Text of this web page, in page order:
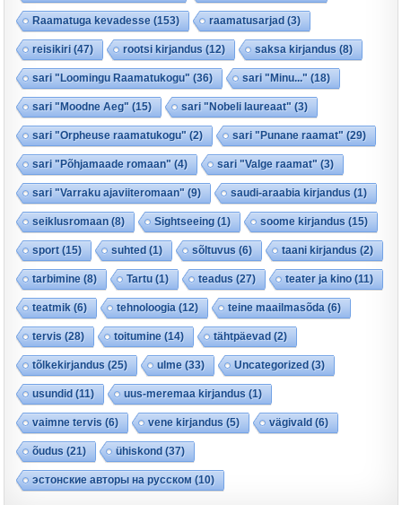
Raamatuga kevadesse (153) raamatusarjad (3)
reisikiri (47) rootsi kirjandus (12) saksa kirjandus (8)
sari "Loomingu Raamatukogu" (36) sari "Minu..." (18)
sari "Moodne Aeg" (15) sari "Nobeli laureaat" (3)
sari "Orpheuse raamatukogu" (2) sari "Punane raamat" (29)
sari "Põhjamaade romaan" (4) sari "Valge raamat" (3)
sari "Varraku ajaviiteromaan" (9) saudi-araabia kirjandus (1)
seiklusromaan (8) Sightseeing (1) soome kirjandus (15)
sport(15) suhted (1) sõltuvus (6) taani kirjandus (2)
tarbimine (8) Tartu (1) teadus (27) teater ja kino (11)
teatmik (6) tehnoloogia (12) teine maailmasõda (6)
tervis (28) toitumine (14) tähtpäevad (2)
tõlkekirjandus (25) ulme (33) Uncategorized (3)
usundid (11) uus-meremaa kirjandus (1)
vaimne tervis (6) vene kirjandus (5) vägivald (6)
õudus (21) ühiskond (37)
эстонские авторы на русском (10)